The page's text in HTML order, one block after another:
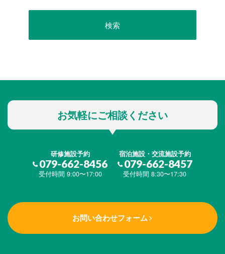
お気軽にご相談ください
研修施設予約
079-662-8456
受付時間 9:00〜17:00
宿泊施設・交流施設予約
079-662-8457
受付時間 8:30〜17:30
お問い合わせフォーム